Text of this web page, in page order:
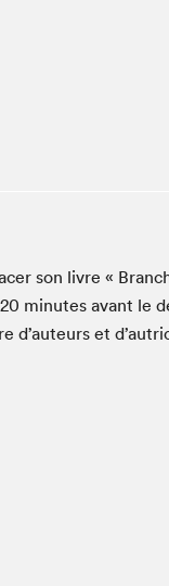
Vitrine
bleu
La
son livre «
20 min­utes avant le
d’auteurs et